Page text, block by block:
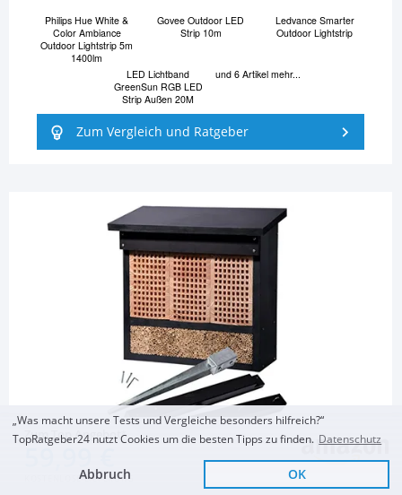
Zum Top Angebot
59,99 €
KOSTENLOSE LIEFERUNG
Philips Hue White &
Color Ambiance
Outdoor Lightstrip 5m
1400lm
Govee Outdoor LED
Strip 10m
Ledvance Smarter
Outdoor Lightstrip
LED Lichtband
GreenSun RGB LED
Strip Außen 20M
und 6 Artikel mehr...
Zum Vergleich und Ratgeber
Insektenhaus
„Was macht unsere Tests und Vergleiche besonders hilfreich?“
TopRatgeber24 nutzt Cookies um die besten Tipps zu finden. Datenschutz
Abbruch OK